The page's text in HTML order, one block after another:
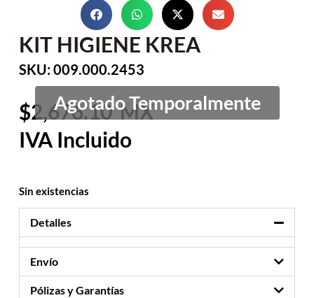
KIT HIGIENE KREA
SKU: 009.000.2453
2,676.10
Sin existencias
Detalles
Envío
Pólizas y Garantías